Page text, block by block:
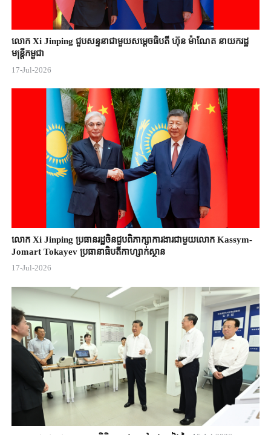
លោក Xi Jinping ជួបសន្ទនាជាមួយសម្តេចធិបតី ហ៊ុន ម៉ាណែត នាយករដ្ឋ
មន្ត្រីកម្ពុជា
17-Jul-2026
លោក Xi Jinping ប្រធានរដ្ឋចិន​ជួបពិភាក្សា​ការងារជាមួយ​លោក Kassym-
Jomart ​Tokayev ​ប្រធានាធិបតី​កាហ្សាក់ស្ថាន​
17-Jul-2026